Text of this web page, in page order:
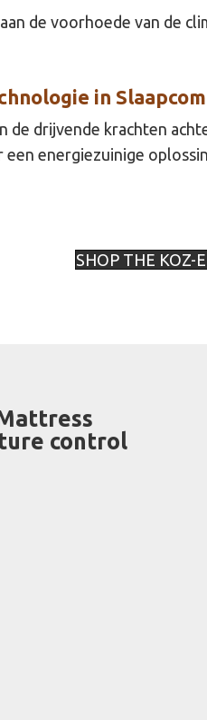
de voorhoede van de
in
de drijvende krachten
een energiezuinige
SHOP THE KOZ-
control